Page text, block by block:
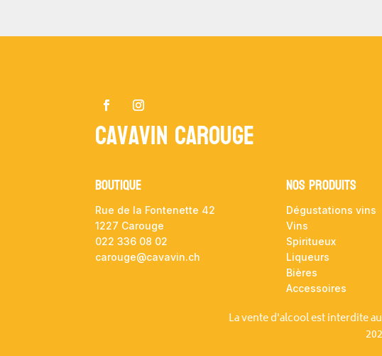
Cavavin Carouge
Boutique
Rue de la Fontenette 42
1227 Carouge
022 336 08 02
carouge@cavavin.ch
NOS PRODUITS
Dégustations vins
Vins
Spiritueux
Liqueurs
Bières
Accessoires
La vente d'alcool est interdite